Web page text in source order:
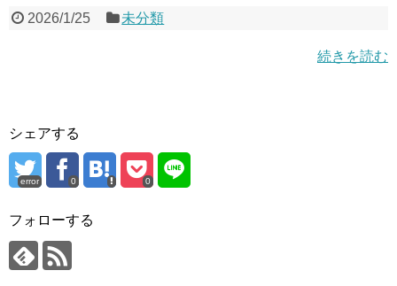
2026/1/25 未分類
続きを読む
シェアする
error 0 0
フォローする